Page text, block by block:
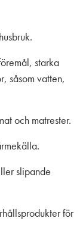
starka
såsom vatten,
och matrester.
slipande
för